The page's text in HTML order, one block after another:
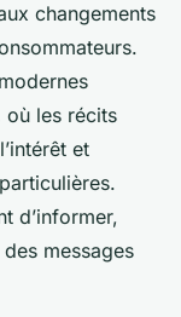
changements
où les récits
et
d’informer,
messages